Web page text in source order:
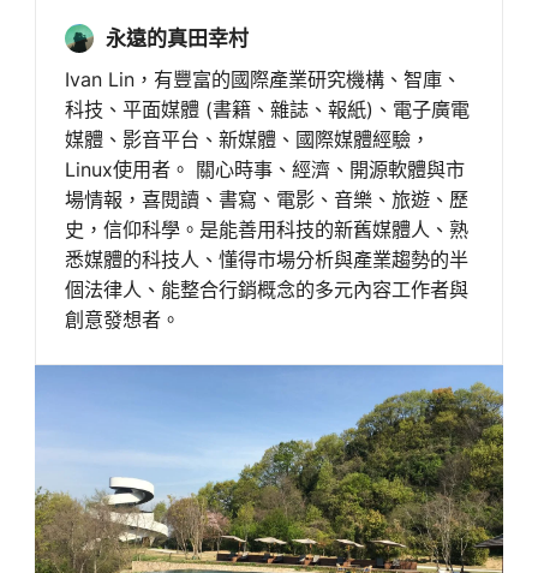
永遠的真田幸村
Ivan Lin，有豐富的國際產業研究機構、智庫、
科技、平面媒體 (書籍、雜誌、報紙)、電子廣電
媒體、影音平台、新媒體、國際媒體經驗，
Linux使用者。 關心時事、經濟、開源軟體與市
場情報，喜閱讀、書寫、電影、音樂、旅遊、歷
史，信仰科學。是能善用科技的新舊媒體人、熟
悉媒體的科技人、懂得市場分析與產業趨勢的半
個法律人、能整合行銷概念的多元內容工作者與
創意發想者。